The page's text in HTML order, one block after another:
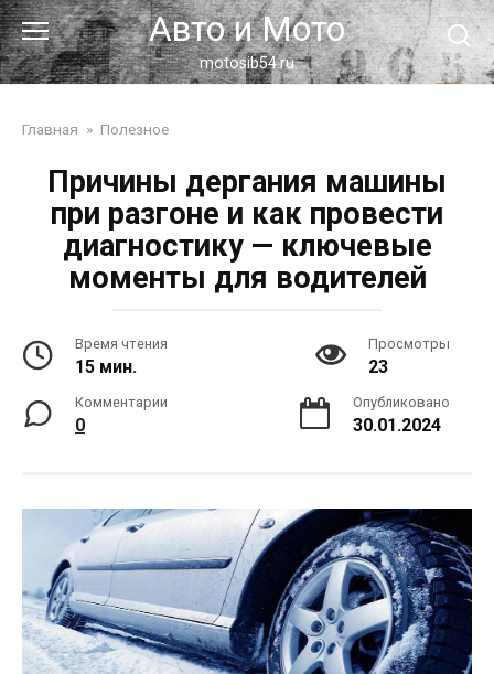
Перейти
к
контенту
Авто и Мото
motosib54.ru
Главная » Полезное
Причины дергания машины
при разгоне и как провести
диагностику — ключевые
моменты для водителей
Время чтения
15 мин.
Просмотры
23
Комментарии
0
Опубликовано
30.01.2024